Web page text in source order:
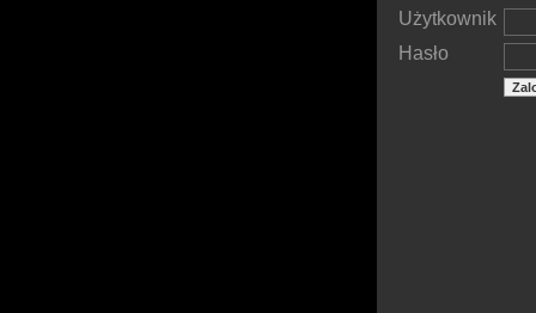
Użytkownik
Hasło